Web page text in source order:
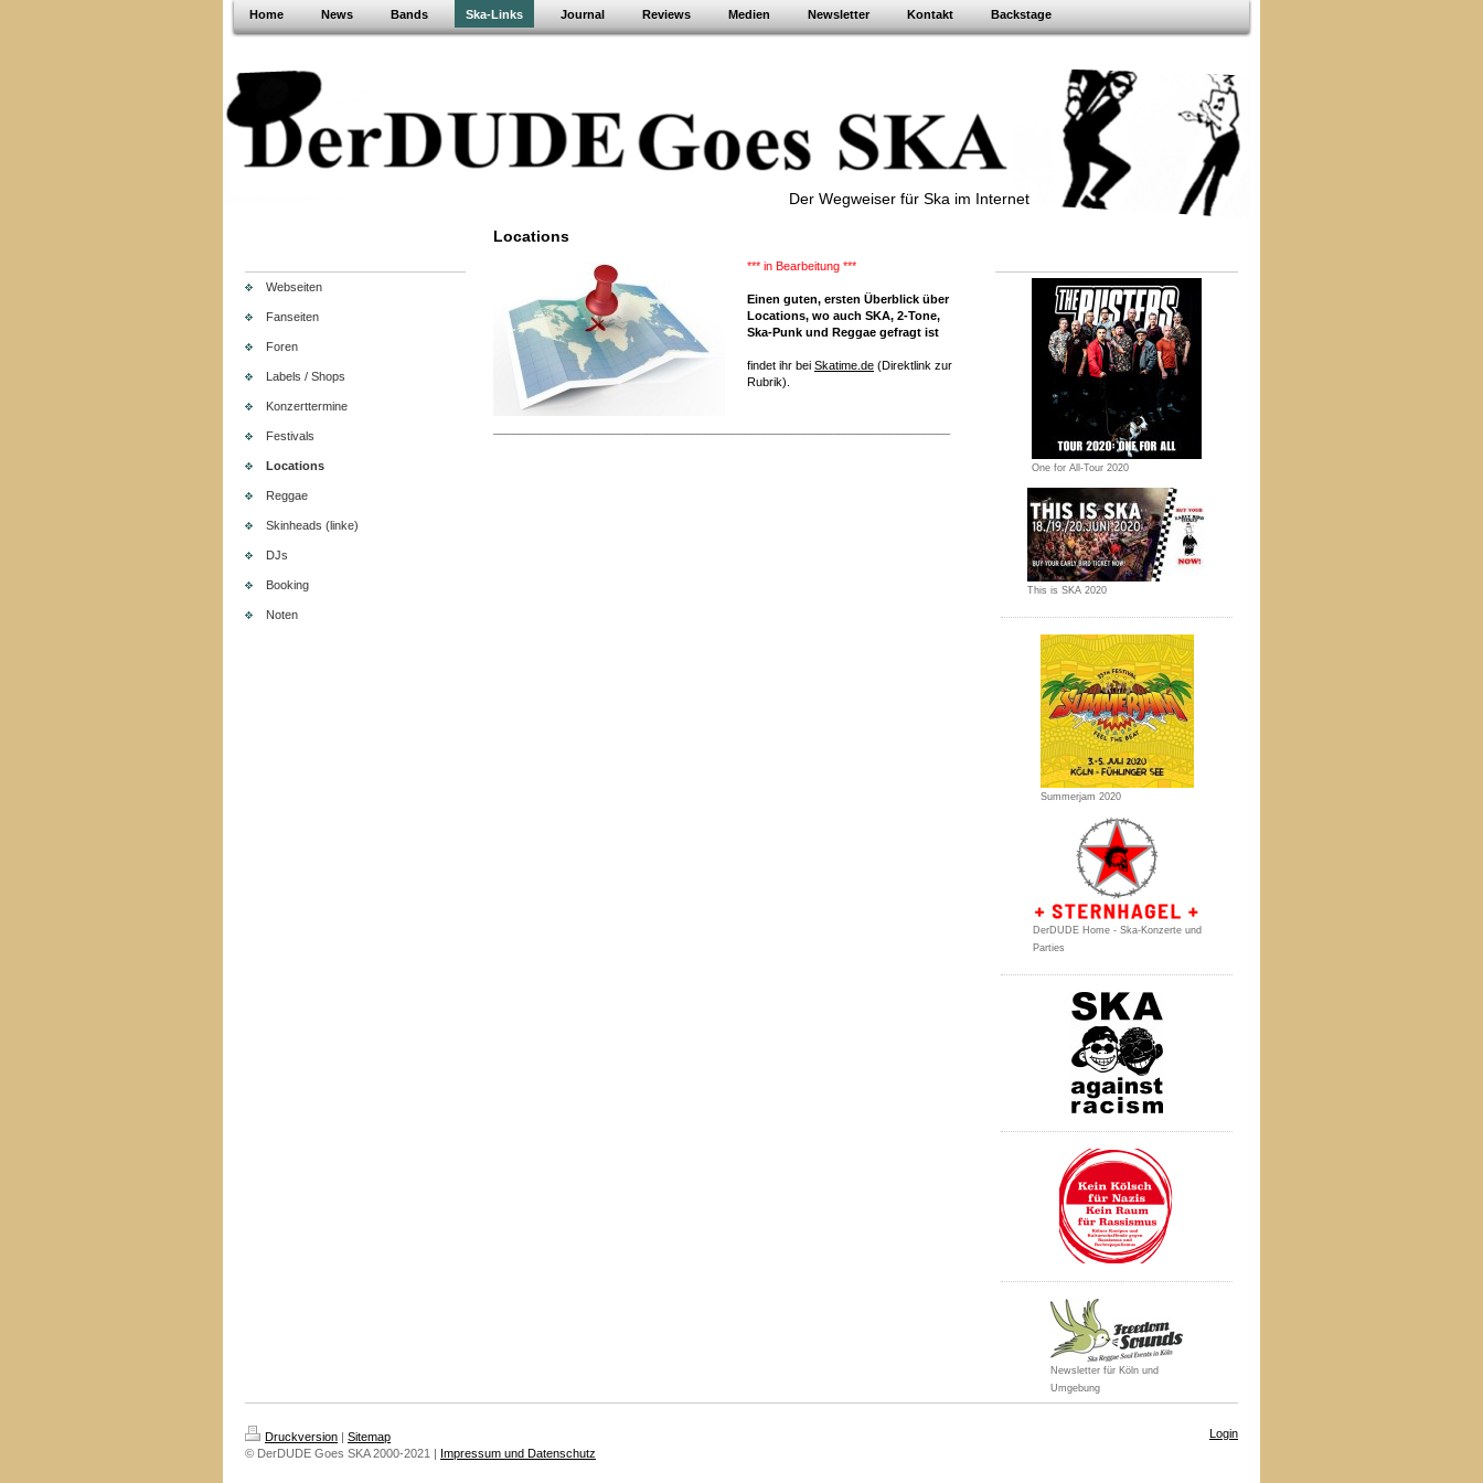
Home News Bands Ska-Links Journal Reviews Medien Newsletter Kontakt Backstage
Der Wegweiser für Ska im Internet
Webseiten
Fanseiten
Foren
Labels / Shops
Konzerttermine
Festivals
Locations
Reggae
Skinheads (linke)
DJs
Booking
Noten
Locations
*** in Bearbeitung ***
Einen guten, ersten Überblick über
Locations, wo auch SKA, 2-Tone,
Ska-Punk und Reggae gefragt ist
findet ihr bei Skatime.de (Direktlink zur
Rubrik).
One for All-Tour 2020
This is SKA 2020
Summerjam 2020
DerDUDE Home - Ska-Konzerte und
Parties
Newsletter für Köln und
Umgebung
Druckversion | Sitemap
© DerDUDE Goes SKA 2000-2021 | Impressum und Datenschutz
Login